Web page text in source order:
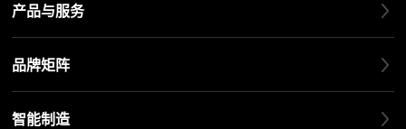
产品与服务
品牌矩阵
智能制造